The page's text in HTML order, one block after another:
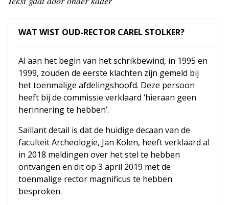
WAT WIST OUD-RECTOR CAREL STOLKER?
Al aan het begin van het schrikbewind, in 1995 en
1999, zouden de eerste klachten zijn gemeld bij
het toenmalige afdelingshoofd. Deze persoon
heeft bij de commissie verklaard ‘hieraan geen
herinnering te hebben’.
Saillant detail is dat de huidige decaan van de
faculteit Archeologie, Jan Kolen, heeft verklaard al
in 2018 meldingen over het stel te hebben
ontvangen en dit op 3 april 2019 met de
toenmalige rector magnificus te hebben
besproken.